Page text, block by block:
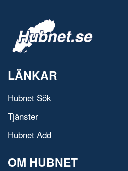
LÄNKAR
Hubnet Sök
Tjänster
Hubnet Add
OM HUBNET